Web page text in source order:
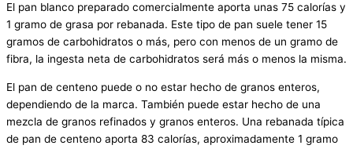
El pan blanco preparado comercialmente aporta unas 75 calorías y
1 gramo de grasa por rebanada. Este tipo de pan suele tener 15
gramos de carbohidratos o más, pero con menos de un gramo de
fibra, la ingesta neta de carbohidratos será más o menos la misma.
El pan de centeno puede o no estar hecho de granos enteros,
dependiendo de la marca. También puede estar hecho de una
mezcla de granos refinados y granos enteros. Una rebanada típica
de pan de centeno aporta 83 calorías, aproximadamente 1 gramo